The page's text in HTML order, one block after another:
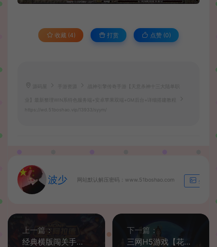
收藏 (4) 打赏 点赞 (0)
手游资源 战神引擎传奇手游【天意杀神十三大陆单职
业】最新整理WIN系特色服务端+安卓苹果双端+GM后台+详细搭建教程
https://wd.51boshao.vip/13933/syym/
波少 网站默认解压密码：www.51boshao.com 生成海
上一篇：
经典横版闯关手游【星空阿拉德第二季】最新整理Linux手工服务端+运营后台+安卓苹果双端+GM授权后台+详细搭建教程
下一篇：
三网H5游戏【花千骨传说H5】最新整理WIN系服务端+运营后台+详细搭建教程